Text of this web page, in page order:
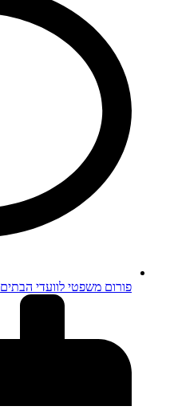
פורום משפטי לוועדי הבתים